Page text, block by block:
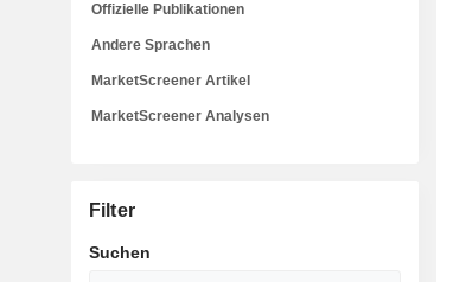
Offizielle Publikationen
Andere Sprachen
MarketScreener Artikel
MarketScreener Analysen
Filter
Suchen